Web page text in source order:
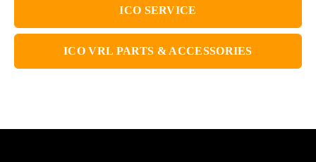
ICO SERVICE
ICO VRL PARTS & ACCESSORIES